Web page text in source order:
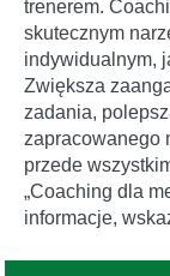
trenerem.
skutecznym
indywidualnym,
Zwiększa
zadania,
zapracowanego
przede
„Coaching dla
informacje,